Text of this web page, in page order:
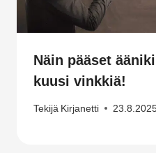
Näin pääset
kuusi vinkkiä!
Tekijä Kirjanetti